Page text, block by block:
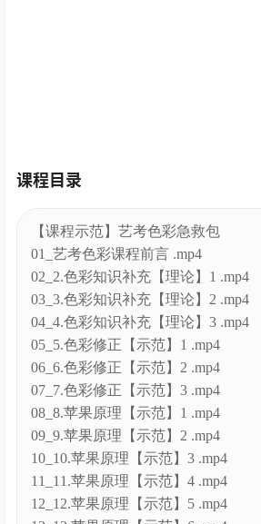
课程目录
【课程示范】艺考色彩急救包
01_艺考色彩课程前言 .mp4
02_2.色彩知识补充【理论】1 .mp4
03_3.色彩知识补充【理论】2 .mp4
04_4.色彩知识补充【理论】3 .mp4
05_5.色彩修正【示范】1 .mp4
06_6.色彩修正【示范】2 .mp4
07_7.色彩修正【示范】3 .mp4
08_8.苹果原理【示范】1 .mp4
09_9.苹果原理【示范】2 .mp4
10_10.苹果原理【示范】3 .mp4
11_11.苹果原理【示范】4 .mp4
12_12.苹果原理【示范】5 .mp4